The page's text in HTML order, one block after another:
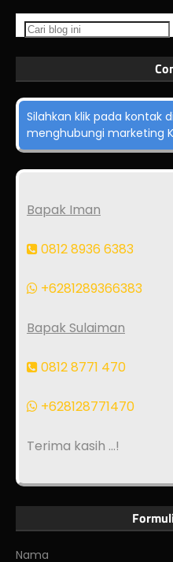
Silahkan klik pada kontak
menghubungi marketing
Bapak Iman
0812 8936 6383
+6281289366383
Bapak Sulaiman
0812 8771 470
+628128771470
Terima kasih ...!
Nama